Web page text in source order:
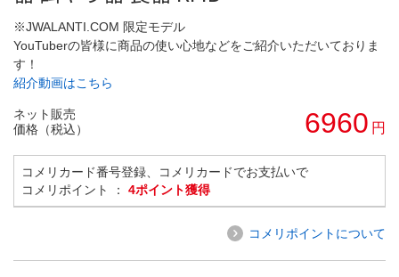
※JWALANTI.COM 限定モデル
YouTuberの皆様に商品の使い心地などをご紹介いただいておりま
す！
紹介動画はこちら
ネット販売
価格（税込）
6960 円
コメリカード番号登録、コメリカードでお支払いで
コメリポイント ： 4ポイント獲得
コメリポイントについて